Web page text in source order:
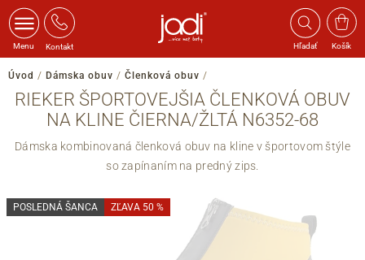
Menu Kontakt Hľadať Košík
Úvod / Dámska obuv / Členková obuv /
RIEKER ŠPORTOVEJŠIA ČLENKOVÁ OBUV
NA KLINE ČIERNA/ŽLTÁ N6352-68
Dámska kombinovaná členková obuv na kline v športovom štýle
so zapínaním na predný zips.
POSLEDNÁ ŠANCA ZĽAVA 50 %